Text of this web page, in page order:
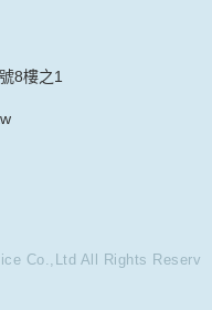
8樓之1
Co.,Ltd All Rights Reserv